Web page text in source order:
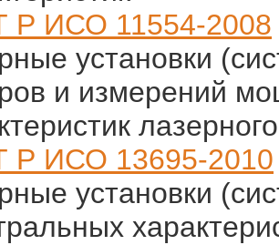
Р ИСО 11554-2008
установки
и измерений
Р ИСО 13695-2010
установки